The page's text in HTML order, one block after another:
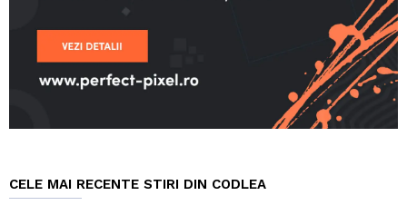
CELE MAI RECENTE STIRI DIN CODLEA